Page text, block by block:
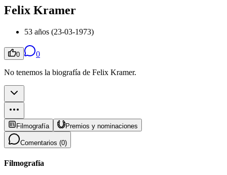
Felix Kramer
53 años (23-03-1973)
0 0
No tenemos la biografía de Felix Kramer.
Filmografía Premios y nominaciones
Comentarios (0)
Filmografía